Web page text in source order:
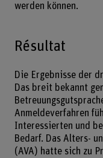
werden können.
Résultat
Die Ergebnisse der
Das breit bekannt
Anmeldeverfahren
Interessierten und
Bedarf. Das Alters-
(AVA) hatte sich zu